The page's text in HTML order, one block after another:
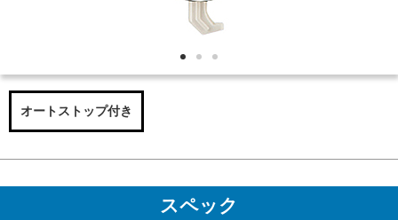
オートストップ付き
スペック